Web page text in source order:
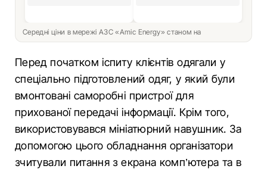
Середні ціни в мережі АЗС «Amic Energy» станом на
Перед початком іспиту клієнтів одягали у
спеціально підготовлений одяг, у який були
вмонтовані саморобні пристрої для
прихованої передачі інформації. Крім того,
використовувався мініатюрний навушник. За
допомогою цього обладнання організатори
зчитували питання з екрана комп’ютера та в